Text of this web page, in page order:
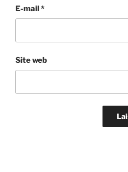
E-mail*
Site web